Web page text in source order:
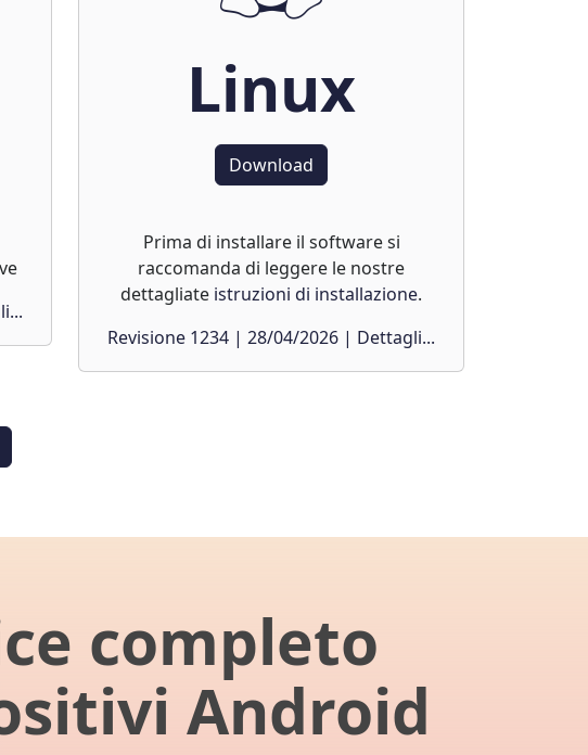
Linux
Download
Prima di installare il software si
raccomanda di leggere le nostre
dettagliate istruzioni di installazione.
Revisione 1234 | 28/04/2026 | Dettagli...
completo
Android